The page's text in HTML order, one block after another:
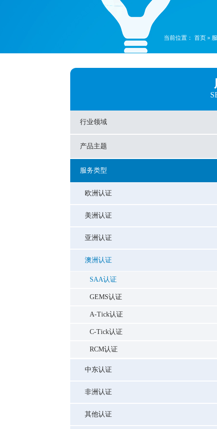
当前位置： 首页 »
行业领域
产品主题
服务类型
欧洲认证
美洲认证
亚洲认证
澳洲认证
SAA认证
GEMS认证
A-Tick认证
C-Tick认证
RCM认证
中东认证
非洲认证
其他认证